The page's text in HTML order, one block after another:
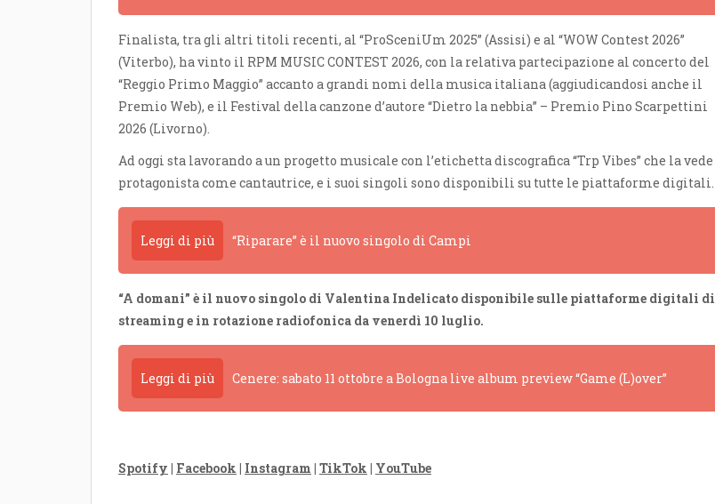
Finalista, tra gli altri titoli recenti, al “ProSceniUm 2025” (Assisi) e al “WOW Contest 2026”
(Viterbo), ha vinto il RPM MUSIC CONTEST 2026, con la relativa partecipazione al concerto del
“Reggio Primo Maggio” accanto a grandi nomi della musica italiana (aggiudicandosi anche il
Premio Web), e il Festival della canzone d’autore “Dietro la nebbia” – Premio Pino Scarpettini
2026 (Livorno).
Ad oggi sta lavorando a un progetto musicale con l’etichetta discografica “Trp Vibes” che la vede
protagonista come cantautrice, e i suoi singoli sono disponibili su tutte le piattaforme digitali.
Leggi di più “Riparare” è il nuovo singolo di Campi
“A domani” è il nuovo singolo di Valentina Indelicato disponibile sulle piattaforme digitali di
streaming e in rotazione radiofonica da venerdì 10 luglio.
Leggi di più Cenere: sabato 11 ottobre a Bologna live album preview “Game (L)over”
Spotify | Facebook | Instagram | TikTok | YouTube